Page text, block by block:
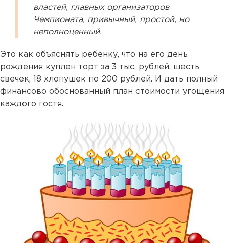
властей, главных организаторов
Чемпионата, привычный, простой, но
неполноценный.
Это как объяснять ребенку, что на его день
рождения куплен торт за 3 тыс. рублей, шесть
свечек, 18 хлопушек по 200 рублей. И дать полный
финансово обоснованный план стоимости угощения
каждого гостя.